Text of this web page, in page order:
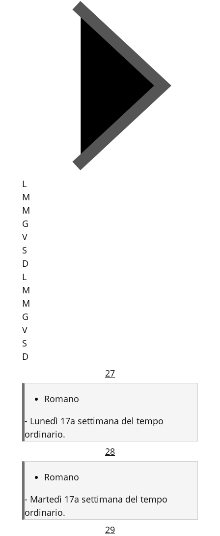
L
M
M
G
V
S
D
L
M
M
G
V
S
D
27
Romano
- Lunedì 17a settimana del tempo
ordinario.
28
Romano
- Martedì 17a settimana del tempo
ordinario.
29